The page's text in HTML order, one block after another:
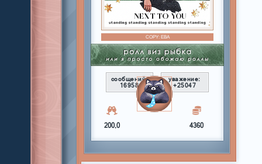
COPY:ЕВА
сообщений:
16958
уважение:
+25047
200,0 4360